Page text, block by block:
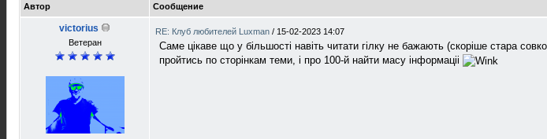
Автор Сообщение
victorius
Ветеран
RE: Клуб любителей Luxman / 15-02-2023 14:07
Саме цікаве що у більшості навіть читати гілку не бажають (скоріше стара
пройтись по сторінкам теми, і про 100-й найти масу інформаціі